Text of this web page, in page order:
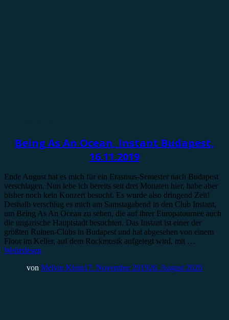
Being As An Ocean, Instant Budapest,
16.11.2019
Ende August hat es mich für ein Erasmus-Semester nach Budapest
verschlagen. Nun lebe ich bereits seit drei Monaten hier, habe aber
bisher noch kein Konzert besucht. Es wurde also dringend Zeit!
Deshalb verschlug es mich am Samstagabend in den Club Instant,
um Being As An Ocean zu sehen, die auf ihrer Europatournee auch
die ungarische Hauptstadt besuchten. Das Instant ist einer der
größten Ruinen-Clubs in Budapest und hat abgesehen von einem
Floor im Keller, auf dem Rockmusik aufgelegt wird, mit …
Weiterlesen
von Melvin Klein17. November 201926. August 2020